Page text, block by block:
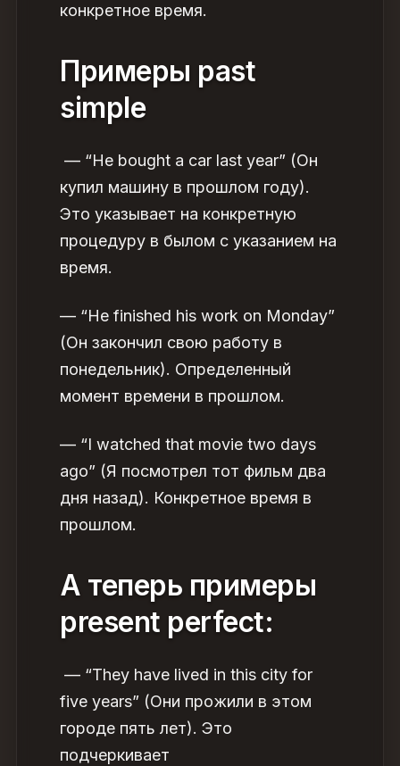
конкретное время.
Примеры past
simple
— “He bought a car last year” (Он
купил машину в прошлом году).
Это указывает на конкретную
процедуру в былом с указанием на
время.
— “He finished his work on Monday”
(Он закончил свою работу в
понедельник). Определенный
момент времени в прошлом.
— “I watched that movie two days
ago” (Я посмотрел тот фильм два
дня назад). Конкретное время в
прошлом.
А теперь примеры
present perfect:
— “They have lived in this city for
five years” (Они прожили в этом
городе пять лет). Это
подчеркивает